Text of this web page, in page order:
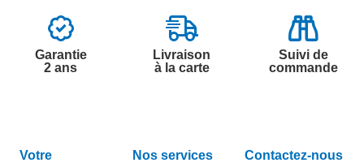
Garantie
2 ans
Livraison
à la carte
Suivi de
commande
Votre
Nos services Contactez-nous